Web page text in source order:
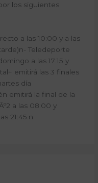
los siguientes
a las 10:00 y a las
Teledeporte
a las 17:15 y
emitirá las 3 finales
día
emitirá la final de la
a las 08:00 y
21:45.n